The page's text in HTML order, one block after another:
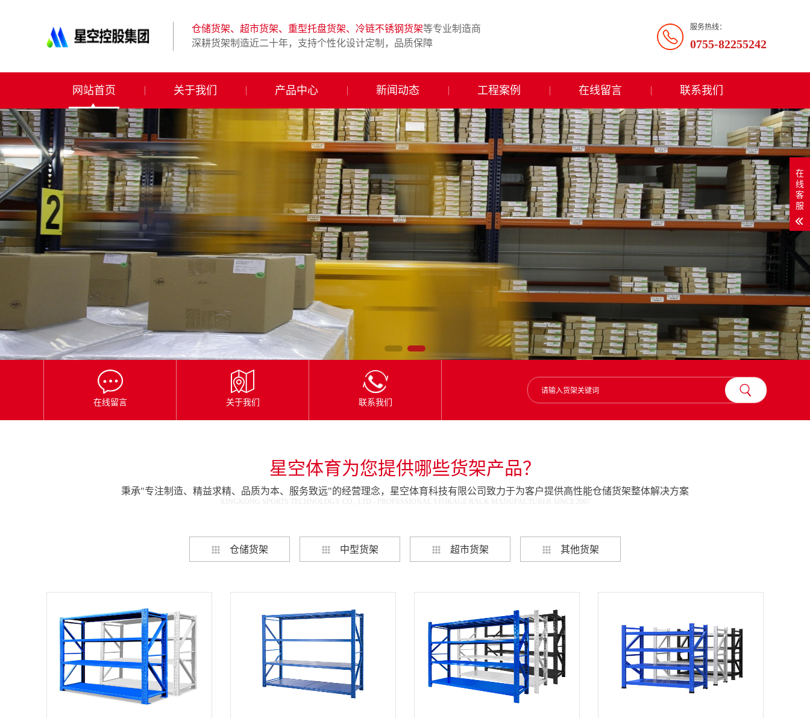
有
仓
储
货
架|
超
货
架|
重
型
货
架
制
造
网
服务热线：
0755-82255242
仓储货架、超市货架、重型托盘货架、冷链不锈钢货架等专业制造商
深耕货架制造近二十年，支持个性化设计定制，品质保障
网站首页 关于我们 产品中心 新闻动态 工程案例 在线留言 联系我们
在线留言 关于我们 联系我们
星空体育为您提供哪些货架产品？
秉承"专注制造、精益求精、品质为本、服务致远"的经营理念，星空体育科技有限公司致力于为客户提供高性能仓储货架整体解决方案
XINGKONG SPORTS TECHNOLOGY CO., LTD - PROFESSIONAL STORAGE RACK MANUFACTURER SINCE 2007
仓储货架 中型货架 超市货架 其他货架
在
线
客
服